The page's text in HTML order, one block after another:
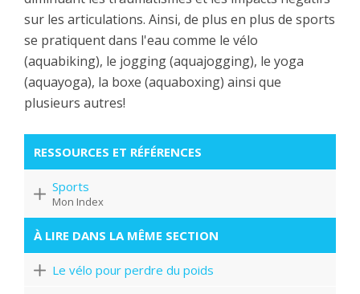
sur les articulations. Ainsi, de plus en plus de sports
se pratiquent dans l'eau comme le vélo
(aquabiking), le jogging (aquajogging), le yoga
(aquayoga), la boxe (aquaboxing) ainsi que
plusieurs autres!
RESSOURCES ET RÉFÉRENCES
Sports
Mon Index
À LIRE DANS LA MÊME SECTION
Le vélo pour perdre du poids